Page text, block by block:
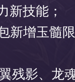
新技能；
新增玉髓
残影、龙